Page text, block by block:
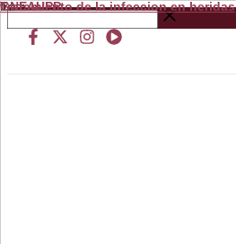
Ir
al
contenido
Buscar
…
Tratamiento de la infeccion en heridas
from
GNEAUPP.